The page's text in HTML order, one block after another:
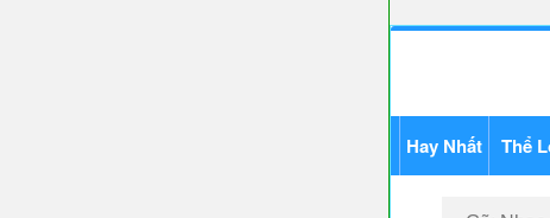
Hay Nhất Thể